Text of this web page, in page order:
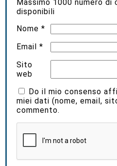
Massimo 1000 numero di
disponibili
Nome*
Email*
Sito
web
Do il mio consenso
miei dati (nome, email,
commento.